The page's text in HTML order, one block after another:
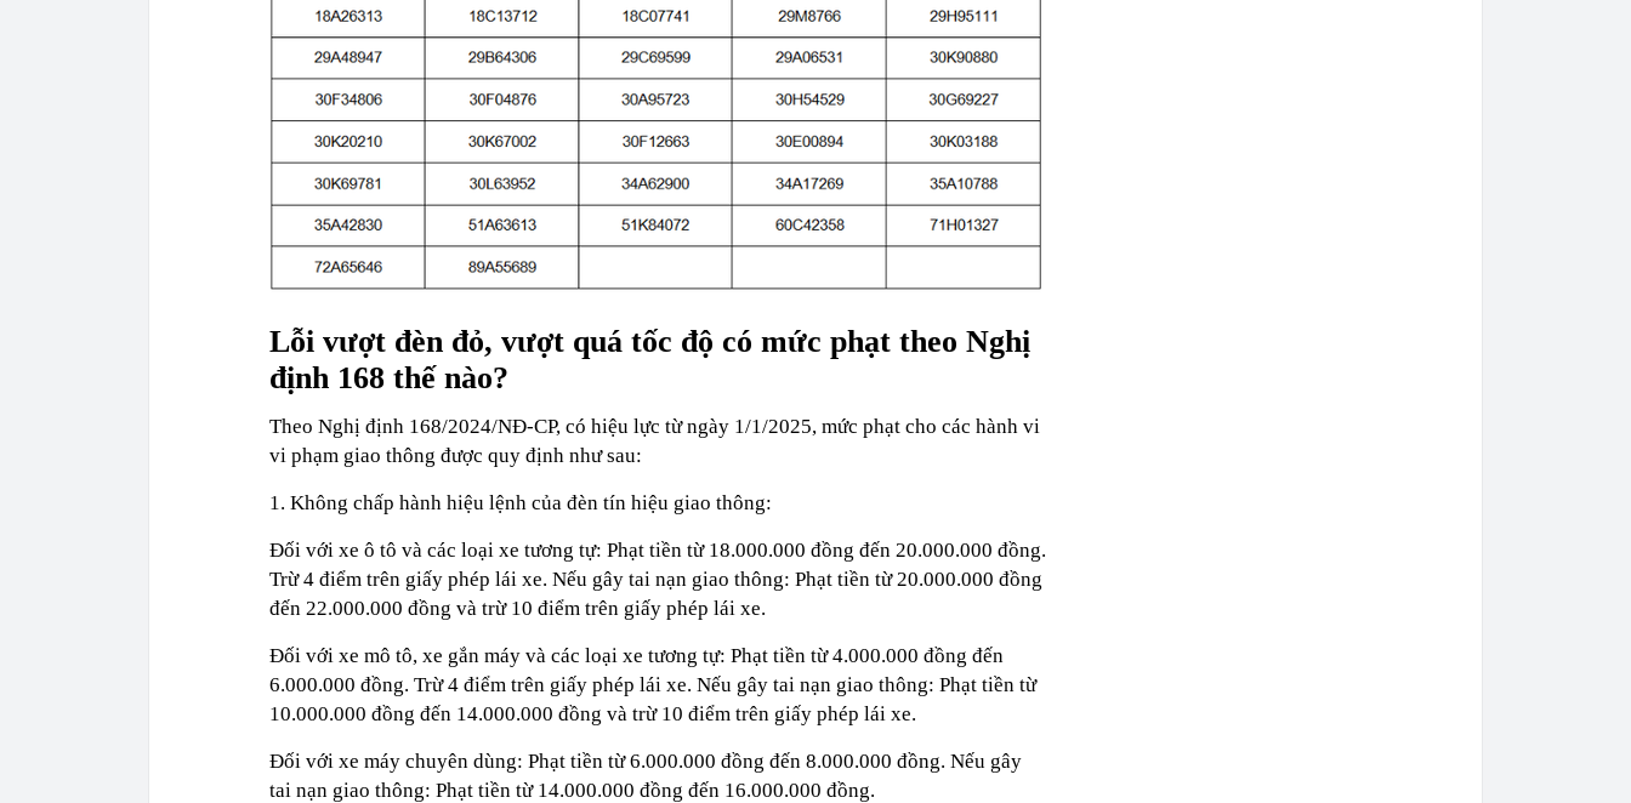
Lỗi vượt đèn đỏ, vượt quá tốc độ có mức phạt theo Nghị
định 168 thế nào?
Theo Nghị định 168/2024/NĐ-CP, có hiệu lực từ ngày 1/1/2025, mức phạt cho các hành vi
vi phạm giao thông được quy định như sau:
1. Không chấp hành hiệu lệnh của đèn tín hiệu giao thông:
Đối với xe ô tô và các loại xe tương tự: Phạt tiền từ 18.000.000 đồng đến 20.000.000 đồng.
Trừ 4 điểm trên giấy phép lái xe. Nếu gây tai nạn giao thông: Phạt tiền từ 20.000.000 đồng
đến 22.000.000 đồng và trừ 10 điểm trên giấy phép lái xe.
Đối với xe mô tô, xe gắn máy và các loại xe tương tự: Phạt tiền từ 4.000.000 đồng đến
6.000.000 đồng. Trừ 4 điểm trên giấy phép lái xe. Nếu gây tai nạn giao thông: Phạt tiền từ
10.000.000 đồng đến 14.000.000 đồng và trừ 10 điểm trên giấy phép lái xe.
Đối với xe máy chuyên dùng: Phạt tiền từ 6.000.000 đồng đến 8.000.000 đồng. Nếu gây
tai nạn giao thông: Phạt tiền từ 14.000.000 đồng đến 16.000.000 đồng.